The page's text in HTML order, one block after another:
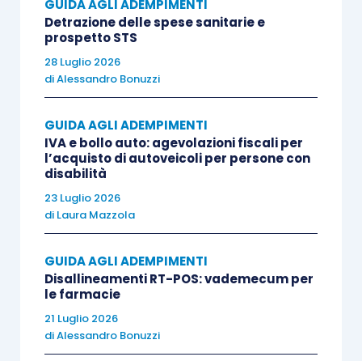
Chi può aderire alla disciplina del prezzo
valore?
mediante l’applicazione del criterio del “prezzo-
valore”:
è ammessa a condizione che
dell’immobile avvenga nei confronti di
persone fisiche, che
nell’esercizio di “attività commerciali,
artistiche o professionali
non si applica alle
l’acquirente sia un soggetto Ivache
GUIDA AGLI ADEMPIMENTI
Detrazione delle spese sanitarie e
prospetto STS
28 Luglio 2026
diAlessandro Bonuzzi
GUIDA AGLI ADEMPIMENTI
IVA e bollo auto: agevolazioni fiscali per
l’acquisto di autoveicoli per persone con
disabilità
23 Luglio 2026
di Laura Mazzola
GUIDA AGLI ADEMPIMENTI
Disallineamenti RT-POS: vademecum per
le farmacie
21 Luglio 2026
diAlessandro Bonuzzi